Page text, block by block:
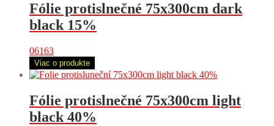
Fólie protislnečné 75x300cm dark
black 15%
06163
Viac o produkte
Fólie protislnečné 75x300cm light
black 40%